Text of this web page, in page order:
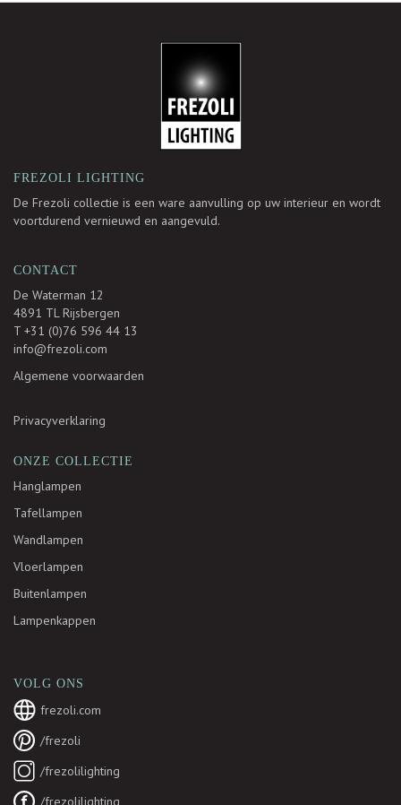
FREZOLI LIGHTING
De Frezoli collectie is een ware aanvulling op uw interieur en wordt
voortdurend vernieuwd en aangevuld.
CONTACT
De Waterman 12
4891 TL Rijsbergen
T +31 (0)76 596 44 13
info@frezoli.com
Algemene voorwaarden
Privacyverklaring
ONZE COLLECTIE
Hanglampen
Tafellampen
Wandlampen
Vloerlampen
Buitenlampen
Lampenkappen
VOLG ONS
frezoli.com
/frezoli
/frezolilighting